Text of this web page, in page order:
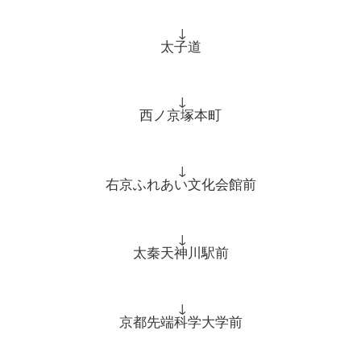
↓
太子道
↓
西ノ京塚本町
↓
右京ふれあい文化会館前
↓
太秦天神川駅前
↓
京都先端科学大学前